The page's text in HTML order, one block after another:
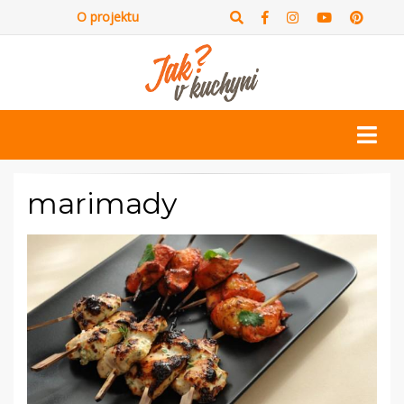
O projektu
marimady